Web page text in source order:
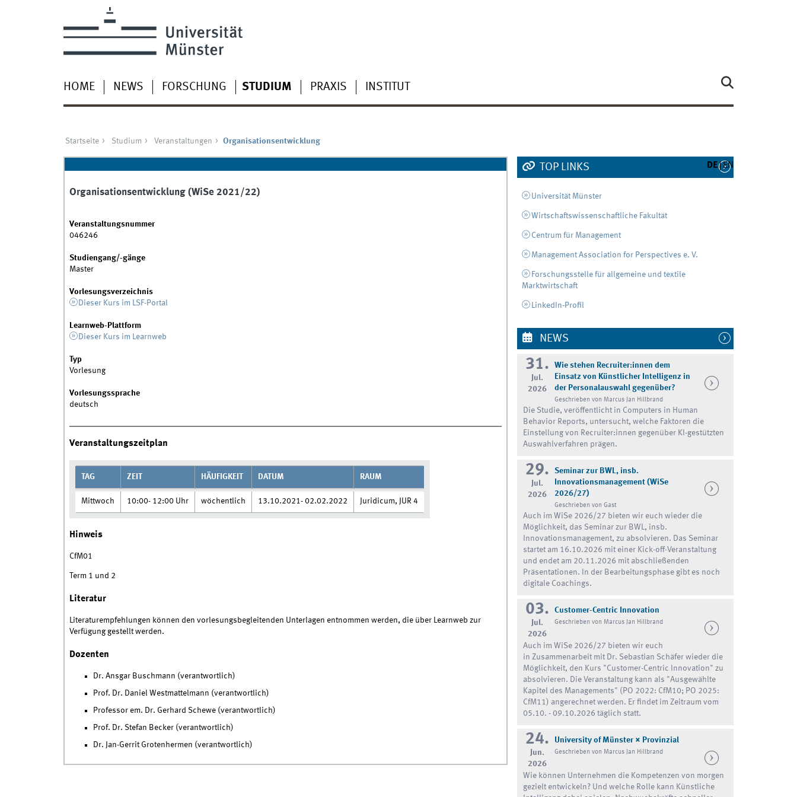
HOME NEWS FORSCHUNG STUDIUM PRAXIS INSTITUT
DE EN
Startseite Studium Veranstaltungen Organisationsentwicklung
Organisationsentwicklung (WiSe 2021/22)
Veranstaltungsnummer
046246
Studiengang/-gänge
Master
Vorlesungsverzeichnis
Dieser Kurs im LSF-Portal
Learnweb-Plattform
Dieser Kurs im Learnweb
Typ
Vorlesung
Vorlesungssprache
deutsch
Veranstaltungszeitplan
TAG ZEIT HÄUFIGKEIT DATUM RAUM
Mittwoch 10:00- 12:00 Uhr wöchentlich 13.10.2021- 02.02.2022 Juridicum, JUR 4
Hinweis
CfM01
Term 1 und 2
Literatur
Literaturempfehlungen können den vorlesungsbegleitenden Unterlagen entnommen werden, die über Learnweb zur
Verfügung gestellt werden.
Dozenten
Dr. Ansgar Buschmann (verantwortlich)
Prof. Dr. Daniel Westmattelmann (verantwortlich)
Professor em. Dr. Gerhard Schewe (verantwortlich)
Prof. Dr. Stefan Becker (verantwortlich)
Dr. Jan-Gerrit Grotenhermen (verantwortlich)
TOP LINKS
Universität Münster
Wirtschaftswissenschaftliche Fakultät
Centrum für Management
Management Association for Perspectives e. V.
Forschungsstelle für allgemeine und textile
Marktwirtschaft
LinkedIn-Profil
NEWS
31.
Jul.
2026
Wie stehen Recruiter:innen dem
Einsatz von Künstlicher Intelligenz in
der Personalauswahl gegenüber?
Geschrieben von Marcus Jan Hillbrand
Die Studie, veröffentlicht in Computers in Human
Behavior Reports, untersucht, welche Faktoren die
Einstellung von Recruiter:innen gegenüber KI-gestützten
Auswahlverfahren prägen.
29.
Jul.
2026
Seminar zur BWL, insb.
Innovationsmanagement (WiSe
2026/27)
Geschrieben von Gast
Auch im WiSe 2026/27 bieten wir euch wieder die
Möglichkeit, das Seminar zur BWL, insb.
Innovationsmanagement, zu absolvieren. Das Seminar
startet am 16.10.2026 mit einer Kick-off-Veranstaltung
und endet am 20.11.2026 mit abschließenden
Präsentationen. In der Bearbeitungsphase gibt es noch
digitale Coachings.
03.
Jul.
2026
Customer-Centric Innovation
Geschrieben von Marcus Jan Hillbrand
Auch im WiSe 2026/27 bieten wir euch
in Zusammenarbeit mit Dr. Sebastian Schäfer wieder die
Möglichkeit, den Kurs "Customer-Centric Innovation" zu
absolvieren. Die Veranstaltung kann als "Ausgewählte
Kapitel des Managements" (PO 2022: CfM10; PO 2025:
CfM11) angerechnet werden. Er findet im Zeitraum vom
05.10. - 09.10.2026 täglich statt.
24.
Jun.
2026
University of Münster × Provinzial
Geschrieben von Marcus Jan Hillbrand
Wie können Unternehmen die Kompetenzen von morgen
gezielt entwickeln? Und welche Rolle kann Künstliche